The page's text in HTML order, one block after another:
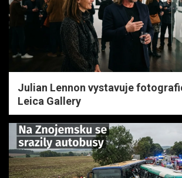
Julian Lennon vystavuje
Leica Gallery